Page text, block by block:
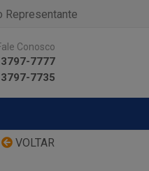
Representante
Conosco
7777
7735
VOLTAR